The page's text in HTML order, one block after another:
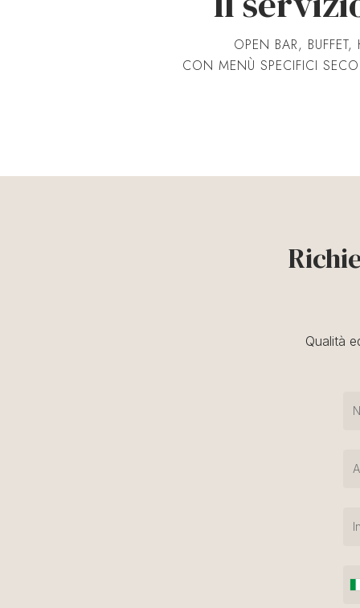
OPEN BAR,
CON MENÙ SPECIFICI
Qualità